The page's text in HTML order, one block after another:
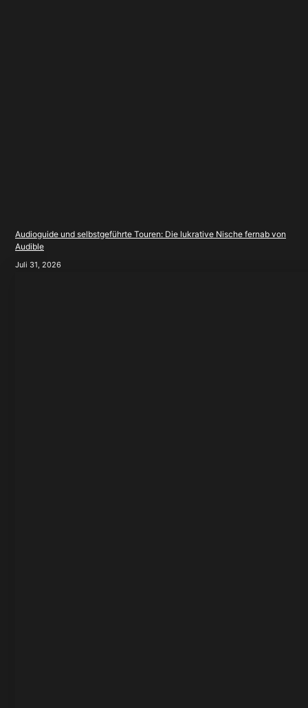
Audioguide und selbstgeführte Touren: Die lukrative Nische fernab von
Audible
Juli 31, 2026